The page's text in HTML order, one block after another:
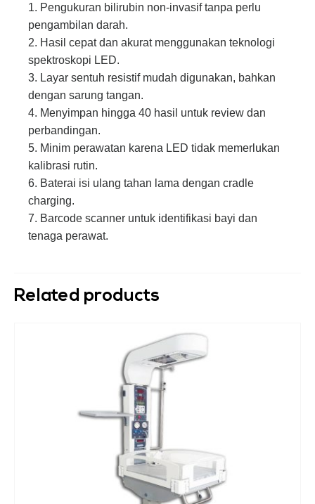
1. Pengukuran bilirubin non-invasif tanpa perlu
pengambilan darah.
2. Hasil cepat dan akurat menggunakan teknologi
spektroskopi LED.
3. Layar sentuh resistif mudah digunakan, bahkan
dengan sarung tangan.
4. Menyimpan hingga 40 hasil untuk review dan
perbandingan.
5. Minim perawatan karena LED tidak memerlukan
kalibrasi rutin.
6. Baterai isi ulang tahan lama dengan cradle
charging.
7. Barcode scanner untuk identifikasi bayi dan
tenaga perawat.
Related products